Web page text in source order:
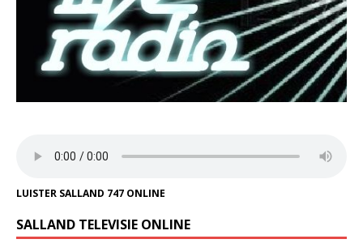
LUISTER SALLAND 747 ONLINE
SALLAND TELEVISIE ONLINE